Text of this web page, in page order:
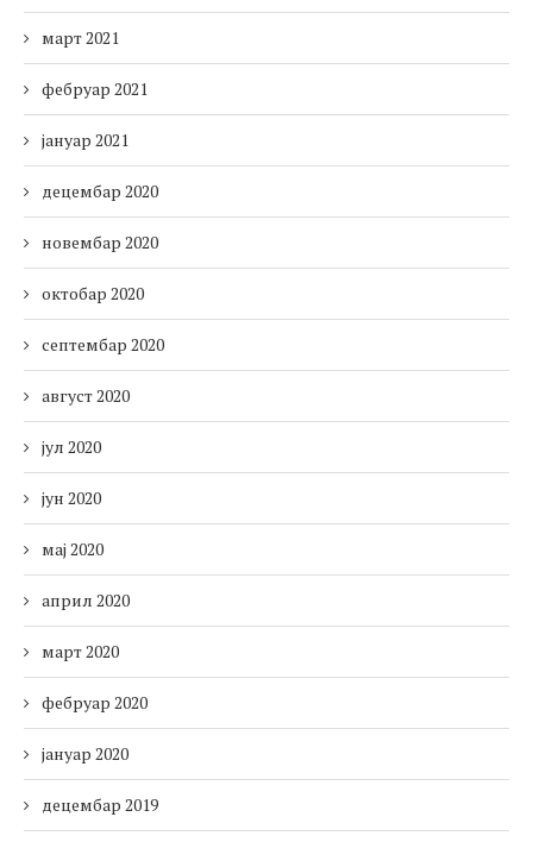
март 2021
фебруар 2021
јануар 2021
децембар 2020
новембар 2020
октобар 2020
септембар 2020
август 2020
јул 2020
јун 2020
мај 2020
април 2020
март 2020
фебруар 2020
јануар 2020
децембар 2019